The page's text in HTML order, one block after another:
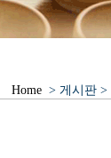
Home > 게시판 >